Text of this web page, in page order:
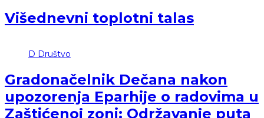
Višednevni toplotni talas
D Društvo
Gradonačelnik Dečana nakon
upozorenja Eparhije o radovima u
Zaštićenoj zoni: Održavanje puta